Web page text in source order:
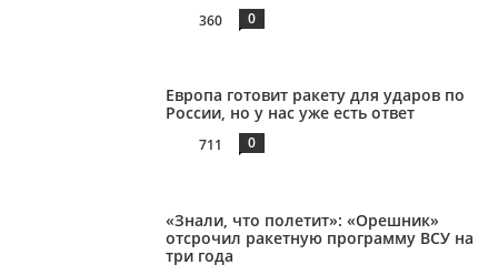
360 0
Европа готовит ракету для ударов по
России, но у нас уже есть ответ
711 0
«Знали, что полетит»: «Орешник»
отсрочил ракетную программу ВСУ на
три года